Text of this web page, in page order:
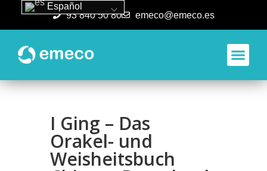
93 840 50 80 emeco@emeco.es
I Ging – Das
Orakel- und
Weisheitsbuch
Español